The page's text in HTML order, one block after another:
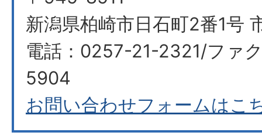
新潟県柏崎市日石町2番1号
電話：0257-21-2321/ファ
5904
お問い合わせフォームはこ